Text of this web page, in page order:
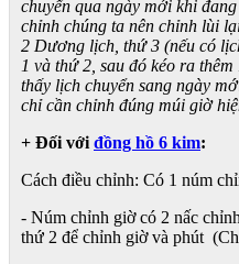
chuyển qua ngày mới khi
chỉnh chúng ta nên chỉnh lùi
2 Dương lịch, thứ 3 (nếu có
1 và thứ 2, sau đó kéo ra
thấy lịch chuyển sang ngày
chỉ cần chỉnh đúng múi giờ
+ Đối với đồng hồ 6 kim:
Cách điều chỉnh: Có 1 núm
- Núm chỉnh giờ có 2 nấc
thứ 2 để chỉnh giờ và phút